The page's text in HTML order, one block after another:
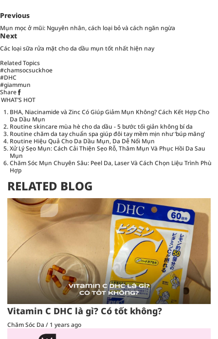
Previous
Mụn mọc ở mũi: Nguyên nhân, cách loại bỏ và cách ngăn ngừa
Next
Các loại sữa rửa mặt cho da dầu mụn tốt nhất hiện nay
Related Topics
#chamsocsuckhoe
#DHC
#giammun
Share
WHAT’S HOT
BHA, Niacinamide và Zinc Có Giúp Giảm Mụn Không? Cách Kết Hợp Cho
Da Dầu Mụn
Routine skincare mùa hè cho da dầu - 5 bước tối giản không bí da
Routine chăm da tay chuẩn spa giúp đôi tay mềm mịn như ‘búp măng’
Routine Hiệu Quả Cho Da Dầu Mụn, Da Dễ Nổi Mụn
Xử Lý Sẹo Mụn: Cách Cải Thiện Sẹo Rỗ, Thâm Mụn Và Phục Hồi Da Sau
Mụn
Chăm Sóc Mụn Chuyên Sâu: Peel Da, Laser Và Cách Chọn Liệu Trình Phù
Hợp
RELATED BLOG
Vitamin C DHC là gì? Có tốt không?
Chăm Sóc Da / 1 years ago